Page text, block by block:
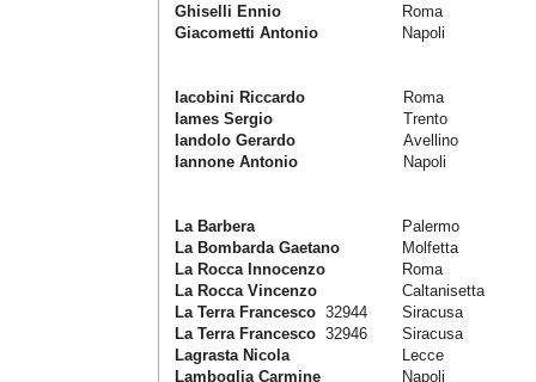
Ghiselli Ennio
Roma
Giacometti Antonio
Napoli
Iacobini Riccardo
Roma
Iames Sergio
Trento
Iandolo Gerardo
Avellino
Iannone Antonio
Napoli
La Barbera
Palermo
La Bombarda Gaetano
Molfetta
La Rocca Innocenzo
Roma
La Rocca Vincenzo
Caltanisetta
La Terra Francesco 32944
Siracusa
La Terra Francesco 32946
Siracusa
Lagrasta Nicola
Lecce
Lamboglia Carmine
Napoli